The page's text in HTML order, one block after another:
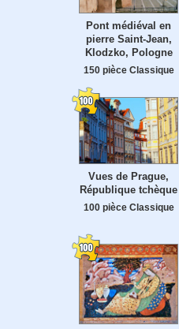
Pont médiéval en
pierre Saint-Jean,
Klodzko, Pologne
150 pièce Classique
Vues de Prague,
République tchèque
100 pièce Classique